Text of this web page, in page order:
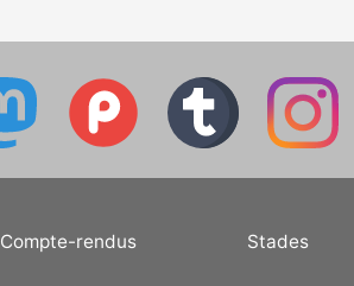
Compte-rendus Stades